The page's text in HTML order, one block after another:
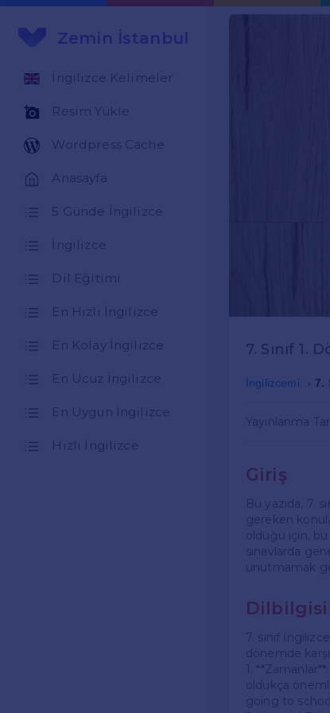
Zemin İstanbul
İngilizce Kelimeler
Resim Yükle
Wordpress Cache
Anasayfa
5 Günde İngilizce
İngilizce
Dil Eğitimi
En Hızlı İngilizce
En Kolay İngilizce
En Ucuz İngilizce
En Uygun İngilizce
Hızlı İngilizce
7. Sınıf 1.
İngilizcemi 7.
Yayınlanma
Giriş
Bu yazıda, 7.
gereken
olduğu için, bu
sınavlarda
unutmamak
Dilbilgisi
7. sınıf
dönemde
1.
oldukça
going to